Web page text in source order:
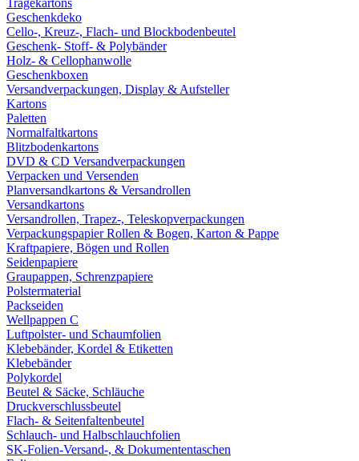
Tragekartons
Geschenkdeko
Cello-, Kreuz-, Flach- und Blockbodenbeutel
Geschenk- Stoff- & Polybänder
Holz- & Cellophanwolle
Geschenkboxen
Versandverpackungen, Display & Aufsteller
Kartons
Paletten
Normalfaltkartons
Blitzbodenkartons
DVD & CD Versandverpackungen
Verpacken und Versenden
Planversandkartons & Versandrollen
Versandkartons
Versandrollen, Trapez-, Teleskopverpackungen
Verpackungspapier Rollen & Bogen, Karton & Pappe
Kraftpapiere, Bögen und Rollen
Seidenpapiere
Graupappen, Schrenzpapiere
Polstermaterial
Packseiden
Wellpappen C
Luftpolster- und Schaumfolien
Klebebänder, Kordel & Etiketten
Klebebänder
Polykordel
Beutel & Säcke, Schläuche
Druckverschlussbeutel
Flach- & Seitenfaltenbeutel
Schlauch- und Halbschlauchfolien
SK-Folien-Versand-, & Dokumententaschen